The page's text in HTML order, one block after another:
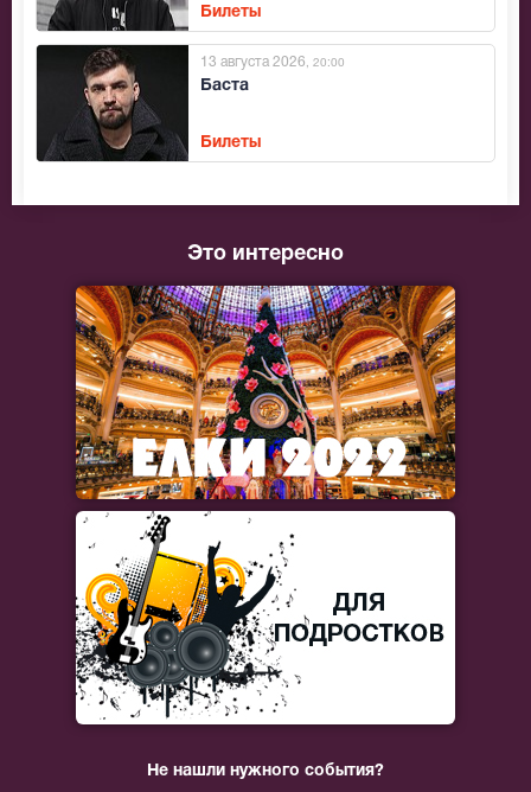
Билеты
Баста
13 августа 2026 , 20:00
Билеты
Это интересно
Не нашли нужного события?